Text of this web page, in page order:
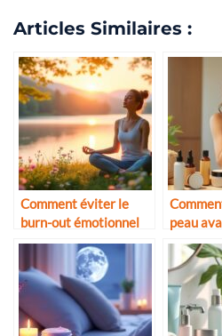
Articles Similaires :
Comment éviter le
burn-out émotionnel
peau